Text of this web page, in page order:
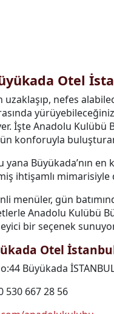
Otel
nefes
İşte Anadolu
konforuyla
yana Büyükada’nın
ihtişamlı
menüler, gün
Anadolu Kulübü
bir seçenek
Otel
Büyükada
530 667 28 56